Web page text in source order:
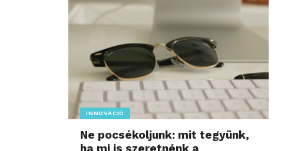
INNOVÁCIÓ
Ne pocsékoljunk: mit tegyünk,